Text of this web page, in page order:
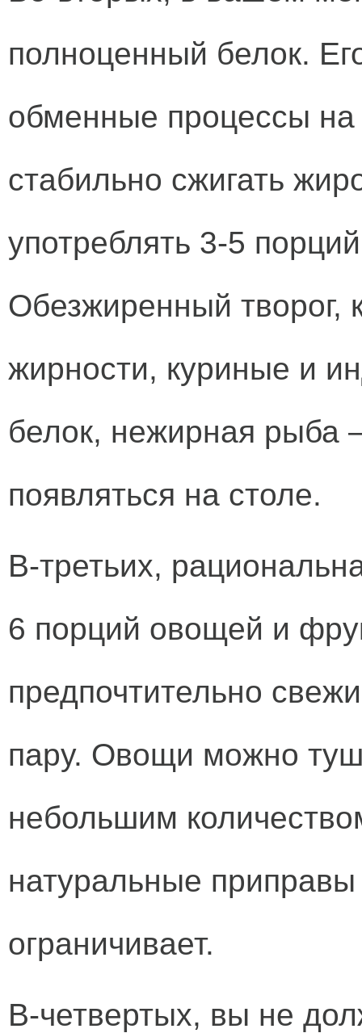
полноценный белок.
обменные процессы на
стабильно сжигать
употреблять 3-5
Обезжиренный
жирности, куриные и
белок, нежирная рыба
появляться на столе.
В-третьих,
6 порций овощей и
предпочтительно
пару. Овощи можно
небольшим
натуральные
ограничивает.
В-четвертых, вы не